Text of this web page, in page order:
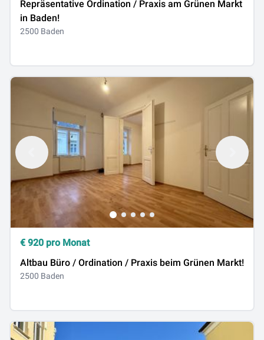
Repräsentative Ordination / Praxis am Grünen Markt
in Baden!
2500 Baden
€ 920 pro Monat
Altbau Büro / Ordination / Praxis beim Grünen Markt!
2500 Baden